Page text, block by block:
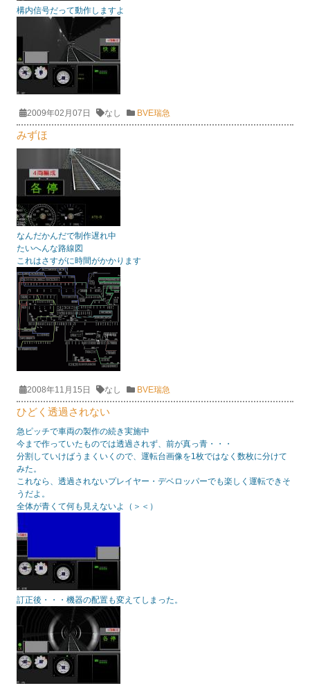
構内信号だって動作しますよ
2009年02月07日 なし BVE瑞急
みずほ
なんだかんだで制作遅れ中
たいへんな路線図
これはさすがに時間がかかります
2008年11月15日 なし BVE瑞急
ひどく透過されない
急ピッチで車両の製作の続き実施中
今まで作っていたものでは透過されず、前が真っ青・・・
分割していけばうまくいくので、運転台画像を1枚ではなく数枚に分けて
みた。
これなら、透過されないプレイヤー・デベロッパーでも楽しく運転できそ
うだよ。
全体が青くて何も見えないよ（＞＜）
訂正後・・・機器の配置も変えてしまった。